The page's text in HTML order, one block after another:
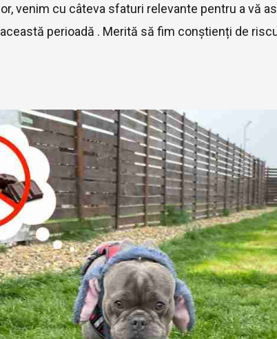
venim cu câteva sfaturi relevante pentru a vă
perioadă . Merită să fim conștienți de